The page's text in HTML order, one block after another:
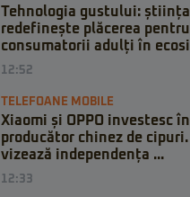
Tehnologia gustului: știința
redefinește plăcerea pentru
consumatorii adulți în
12:52
TELEFOANE MOBILE
Xiaomi și OPPO investesc
producător chinez de
vizează independența ...
12:33